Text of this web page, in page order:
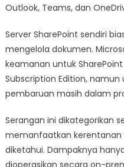
Outlook, Teams, dan
Server SharePoint sendiri
mengelola dokumen.
keamanan untuk SharePoint
Subscription Edition, namun
pembaruan masih dalam
Serangan ini dikategorikan
memanfaatkan
diketahui. Dampaknya